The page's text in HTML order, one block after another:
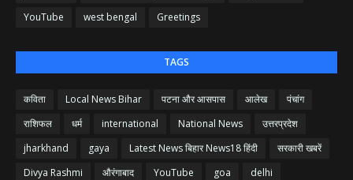
YouTube
west bengal Greetings
TAGS
कविता Local News Bihar पटना और आसपास आलेख
पंचांग
राशिफल
धर्म international National News
उत्तरप्रदेश
jharkhand
gaya Latest News बिहार News18 हिंदी
सरकारी खबरें
Divya Rashmi
औरंगाबाद YouTube goa
delhi